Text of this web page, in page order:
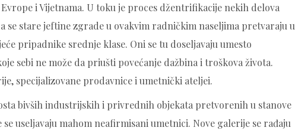
i Vijetnama. U toku je proces džentrifikacije nekih delova
se stare jeftine zgrade u ovakvim radničkim naseljima pretvaraju u
pripadnike srednje klase. Oni se tu doseljavaju umesto
sebi ne može da priušti povećanje dažbina i troškova života.
specijalizovane prodavnice i umetnički ateljei.
bivših industrijskih i privrednih objekata pretvorenih u stanove
useljavaju mahom neafirmisani umetnici. Nove galerije se rađaju